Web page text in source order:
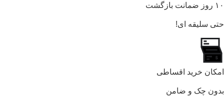
۱۰ روز ضمانت بازگشت
حتی سلیقه ای!
امکان خرید اقساطی
بدون چک و ضامن